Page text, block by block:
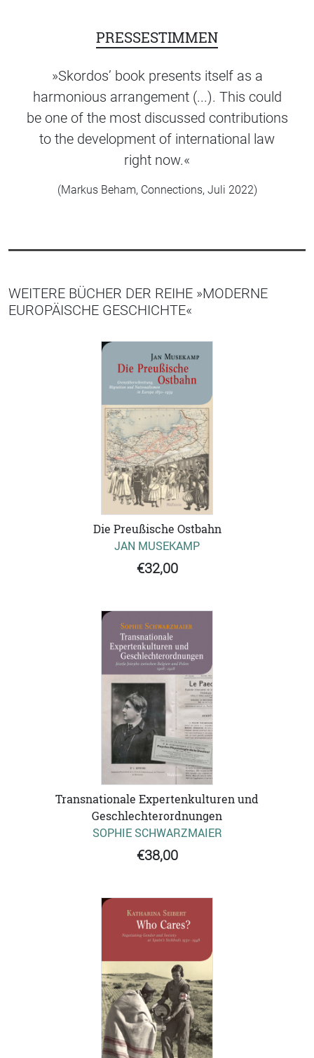
PRESSESTIMMEN
»Skordos’ book presents itself as a
harmonious arrangement (...). This could
be one of the most discussed contributions
to the development of international law
right now.«
(Markus Beham, Connections, Juli 2022)
WEITERE BÜCHER DER REIHE »MODERNE
EUROPÄISCHE GESCHICHTE«
Die Preußische Ostbahn
JAN MUSEKAMP
€32,00
Transnationale Expertenkulturen und
Geschlechterordnungen
SOPHIE SCHWARZMAIER
€38,00